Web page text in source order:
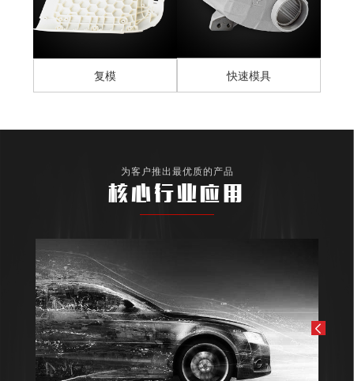
复模 快速模具
为客户推出最优质的产品
核心行业应用